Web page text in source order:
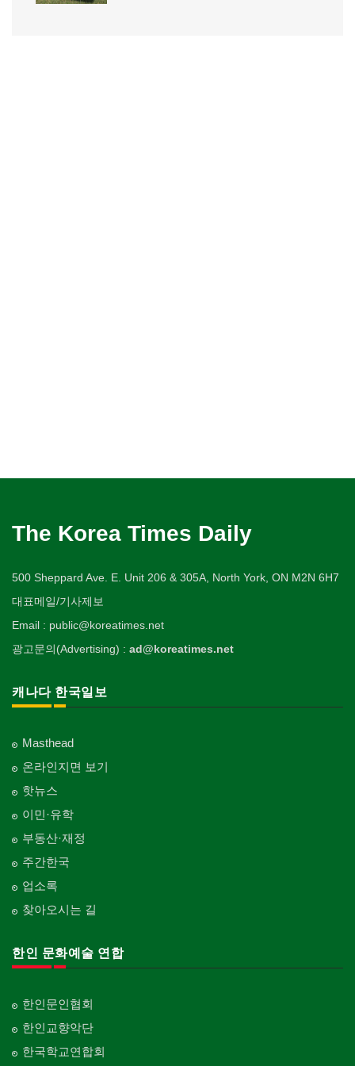
The Korea Times Daily
500 Sheppard Ave. E. Unit 206 & 305A, North York, ON M2N 6H7
대표메일/기사제보
Email : public@koreatimes.net
광고문의(Advertising) : ad@koreatimes.net
캐나다 한국일보
Masthead
온라인지면 보기
핫뉴스
이민·유학
부동산·재정
주간한국
업소록
찾아오시는 길
한인 문화예술 연합
한인문인협회
한인교향악단
한국학교연합회